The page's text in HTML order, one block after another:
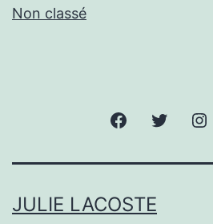
Non classé
FacebookTwitter
JULIE LACOSTE